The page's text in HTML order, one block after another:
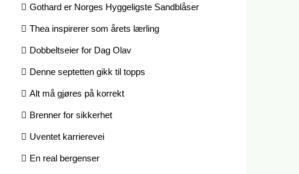
Gothard er Norges Hyggeligste Sandblåser
Thea inspirerer som årets lærling
Dobbeltseier for Dag Olav
Denne septetten gikk til topps
Alt må gjøres på korrekt
Brenner for sikkerhet
Uventet karrierevei
En real bergenser